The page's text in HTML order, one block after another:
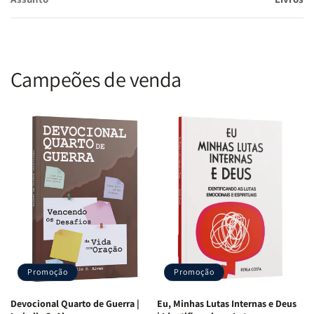
Campeões de venda
Promoção
Devocional Quarto de Guerra |
Promoção
Eu, Minhas Lutas Internas e Deus